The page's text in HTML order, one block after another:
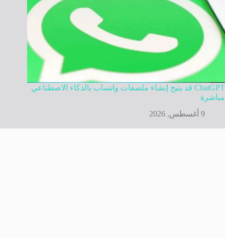
ChatGPT قد يتيح إنشاء ملصقات واتساب بالذكاء الاصطناعي
مباشرة
9 أغسطس, 2026